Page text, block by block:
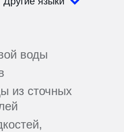
воды
из сточных